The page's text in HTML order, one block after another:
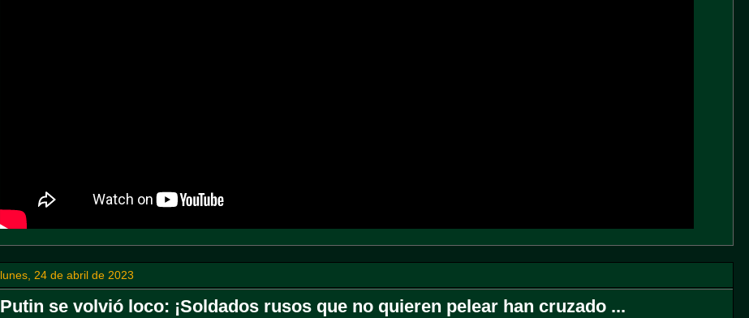
lunes, 24 de abril de 2023
Putin se volvió loco: ¡Soldados rusos que no quieren pelear han cruzado ...